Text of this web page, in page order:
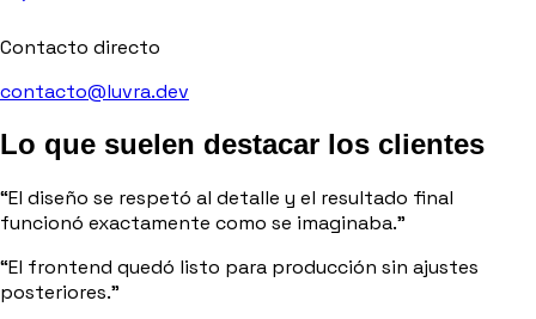
Contacto directo
contacto@luvra.dev
Lo que suelen destacar los clientes
“El diseño se respetó al detalle y el resultado final
funcionó exactamente como se imaginaba.”
“El frontend quedó listo para producción sin ajustes
posteriores.”